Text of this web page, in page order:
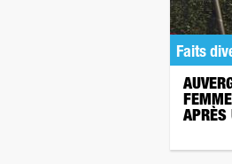
Faits
APRÈS